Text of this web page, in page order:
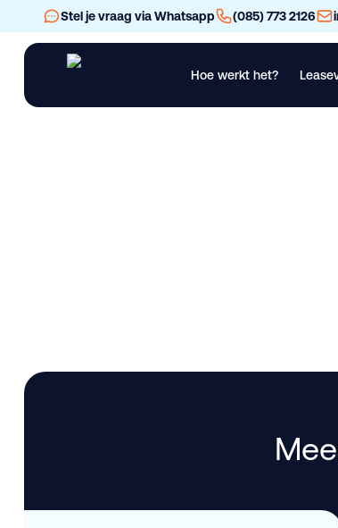
Stel je vraag via Whatsapp (085) 773 2126
Hoe werkt het?